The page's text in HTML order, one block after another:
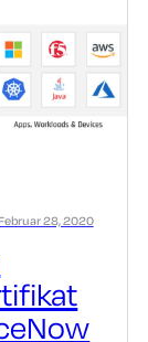
Februar 28, 2020